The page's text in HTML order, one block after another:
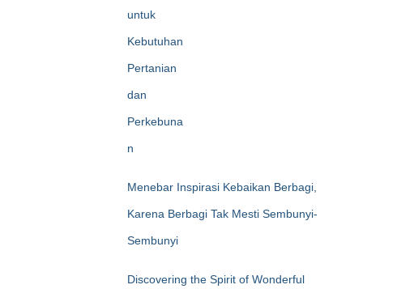
Menebar Inspirasi Kebaikan Berbagi,
Karena Berbagi Tak Mesti Sembunyi-
Sembunyi
Discovering the Spirit of Wonderful